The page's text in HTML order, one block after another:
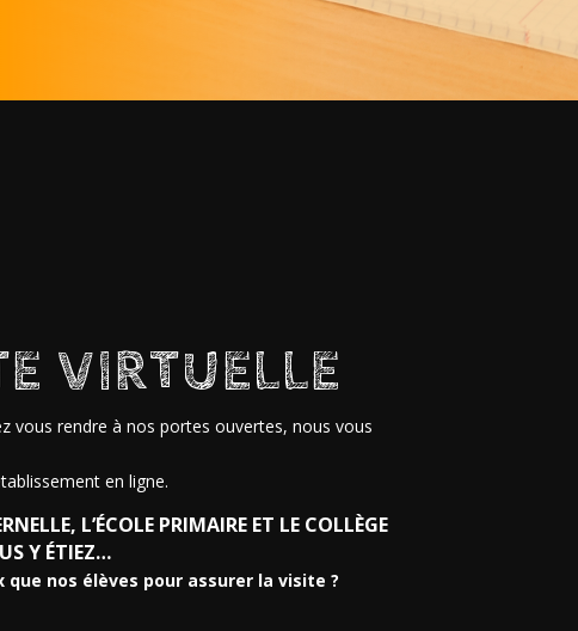
VIRTUELLE
vous rendre à nos portes ouvertes, nous vous
en ligne.
L’ÉCOLE PRIMAIRE ET LE COLLÈGE
Y ÉTIEZ…
que nos élèves pour assurer la visite ?